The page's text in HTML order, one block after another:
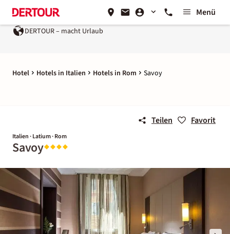
Menü
DERTOUR – macht Urlaub
Hotel Hotels in Italien Hotels in Rom Savoy
Teilen Favorit
Italien · Latium · Rom
Savoy